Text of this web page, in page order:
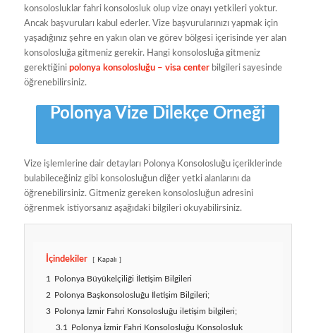
konsolosluklar fahri konsolosluk olup vize onayı yetkileri yoktur.
Ancak başvuruları kabul ederler. Vize başvurularınızı yapmak için
yaşadığınız şehre en yakın olan ve görev bölgesi içerisinde yer alan
konsolosluğa gitmeniz gerekir. Hangi konsolosluğa gitmeniz
gerektiğini polonya konsolosluğu – visa center bilgileri sayesinde
öğrenebilirsiniz.
Polonya Vize Dilekçe Örneği
Vize işlemlerine dair detayları Polonya Konsolosluğu içeriklerinde
bulabileceğiniz gibi konsolosluğun diğer yetki alanlarını da
öğrenebilirsiniz. Gitmeniz gereken konsolosluğun adresini
öğrenmek istiyorsanız aşağıdaki bilgileri okuyabilirsiniz.
İçindekiler Kapalı
1 Polonya Büyükelçiliği İletişim Bilgileri
2 Polonya Başkonsolosluğu İletişim Bilgileri;
3 Polonya İzmir Fahri Konsolosluğu iletişim bilgileri;
3.1
Polonya İzmir Fahri Konsolosluğu Konsolosluk